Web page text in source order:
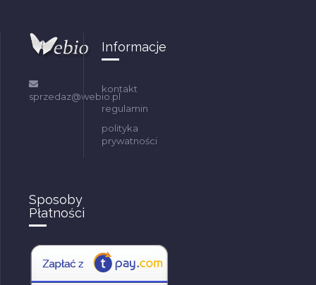
sprzedaz@webio.pl
Informacje
kontakt
regulamin
polityka
prywatności
Sposoby
Płatności